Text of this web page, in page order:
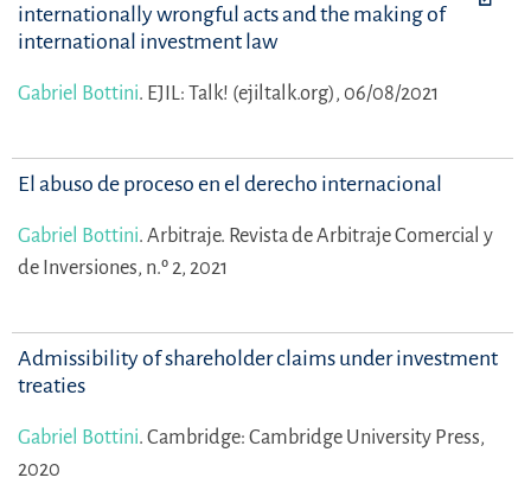
internationally wrongful acts and the making of
international investment law
Gabriel Bottini. EJIL: Talk! (ejiltalk.org), 06/08/2021
El abuso de proceso en el derecho internacional
Gabriel Bottini. Arbitraje. Revista de Arbitraje Comercial y
de Inversiones, n.º 2, 2021
Admissibility of shareholder claims under investment
treaties
Gabriel Bottini. Cambridge: Cambridge University Press,
2020